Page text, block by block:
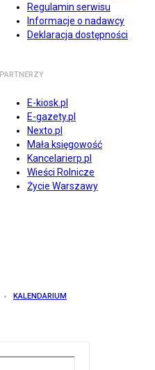
Regulamin serwisu
Informacje o nadawcy
Deklaracja dostępności
PARTNERZY
E-kiosk.pl
E-gazety.pl
Nexto.pl
Mała księgowość
Kancelarierp.pl
Wieści Rolnicze
Życie Warszawy
KALENDARIUM